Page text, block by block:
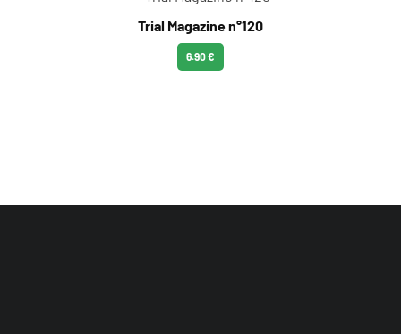
Trial Magazine n°120
6.90 €